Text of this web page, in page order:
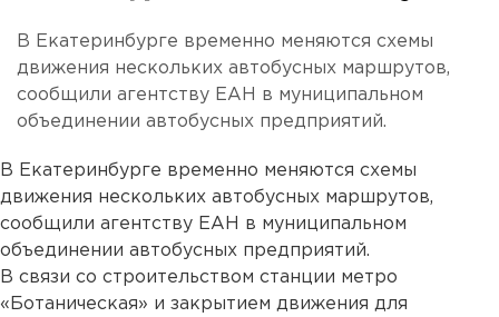
В Екатеринбурге временно меняются схемы
движения нескольких автобусных маршрутов,
сообщили агентству ЕАН в муниципальном
объединении автобусных предприятий.
В Екатеринбурге временно меняются схемы
движения нескольких автобусных маршрутов,
сообщили агентству ЕАН в муниципальном
объединении автобусных предприятий.
В связи со строительством станции метро
«Ботаническая» и закрытием движения для